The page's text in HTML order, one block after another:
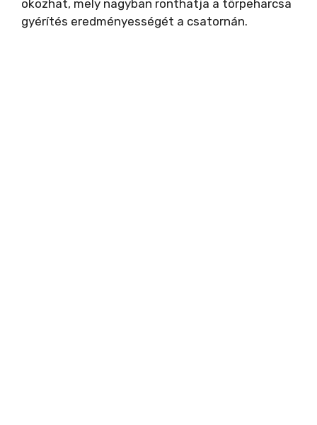
okozhat, mely nagyban ronthatja a törpeharcsa
gyérítés eredményességét a csatornán.